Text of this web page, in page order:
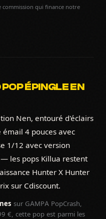
qui finance notre
ÉPINGLE EN
Nen, entouré d'éclairs
émail 4 pouces avec
1/12 avec version
les pops Killua restent
Hunter X Hunter
sur Cdiscount.
sur GAMPA PopCrash,
€, cette pop est parmi les